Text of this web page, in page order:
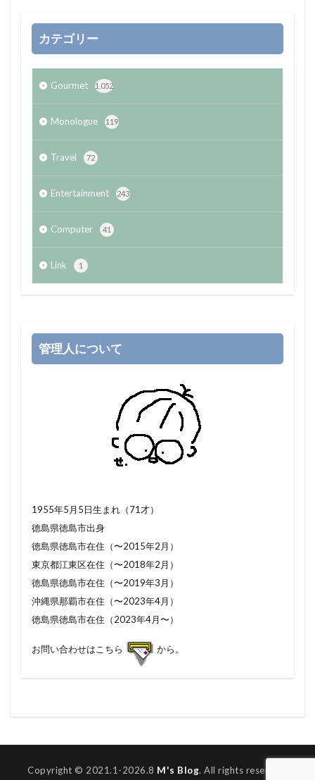
カテゴリー
Gourmet 1,052
Monologue 119
Travel 72
Entertainment 243
Computer 41
Link 1
管理人について
1955年5月5日生まれ（71才）
徳島県徳島市出身
徳島県徳島市在住（〜2015年2月）
東京都江東区在住（〜2018年2月）
徳島県徳島市在住（〜2019年3月）
沖縄県那覇市在住（〜2023年4月）
徳島県徳島市在住（2023年4月〜）
お問い合わせはこちら から。
Copyright © 2021.1-2026.8 M's Blog. All rights reserved.